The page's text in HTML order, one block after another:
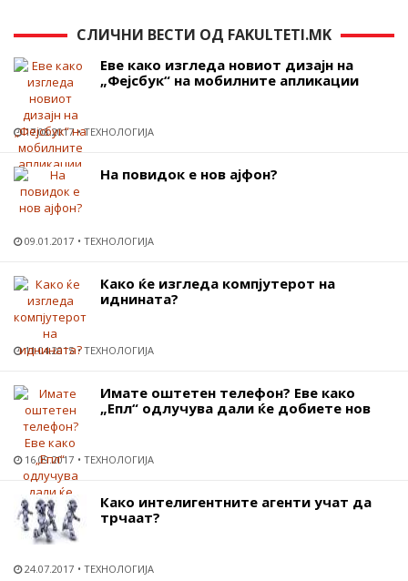
СЛИЧНИ ВЕСТИ ОД FAKULTETI.MK
Еве како изгледа новиот дизајн на
„Фејсбук“ на мобилните апликации
17.08.2017 ТЕХНОЛОГИЈА
На повидок е нов ајфон?
09.01.2017 ТЕХНОЛОГИЈА
Како ќе изгледа компјутерот на
иднината?
11.04.2015 ТЕХНОЛОГИЈА
Имате оштетен телефон? Еве како
„Епл“ одлучува дали ќе добиете нов
16.09.2017 ТЕХНОЛОГИЈА
Како интелигентните агенти учат да
трчаат?
24.07.2017 ТЕХНОЛОГИЈА